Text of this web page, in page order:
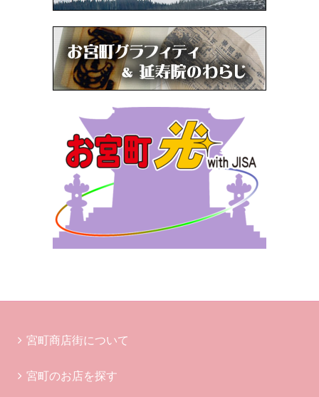
宮町商店街について
宮町のお店を探す